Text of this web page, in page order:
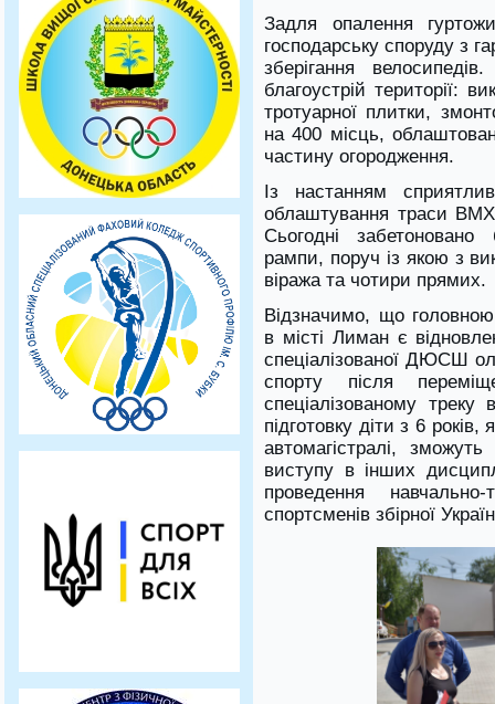
Задля опалення
господарську споруду з
зберігання
благоустрій території:
тротуарної плитки,
на 400 місць,
частину огородження.
Із настанням
облаштування траси
Сьогодні
рампи, поруч із якою з
віража та чотири прямих.
Відзначимо, що
в місті Лиман є
спеціалізованої ДЮСШ
спорту після
спеціалізованому
підготовку діти з 6
автомагістралі,
виступу в інших
проведення
спортсменів збірної